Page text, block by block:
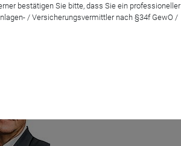
bestätigen Sie bitte, dass Sie ein professioneller
/ Versicherungsvermittler nach §34f GewO /